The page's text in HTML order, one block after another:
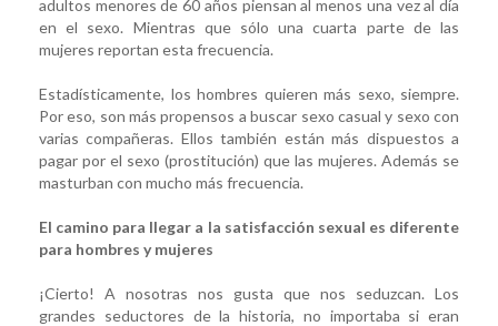
adultos menores de 60 años piensan al menos una vez al día
en el sexo. Mientras que sólo una cuarta parte de las
mujeres reportan esta frecuencia.
Estadísticamente, los hombres quieren más sexo, siempre.
Por eso, son más propensos a buscar sexo casual y sexo con
varias compañeras. Ellos también están más dispuestos a
pagar por el sexo (prostitución) que las mujeres. Además se
masturban con mucho más frecuencia.
El camino para llegar a la satisfacción sexual es diferente
para hombres y mujeres
¡Cierto! A nosotras nos gusta que nos seduzcan. Los
grandes seductores de la historia, no importaba si eran